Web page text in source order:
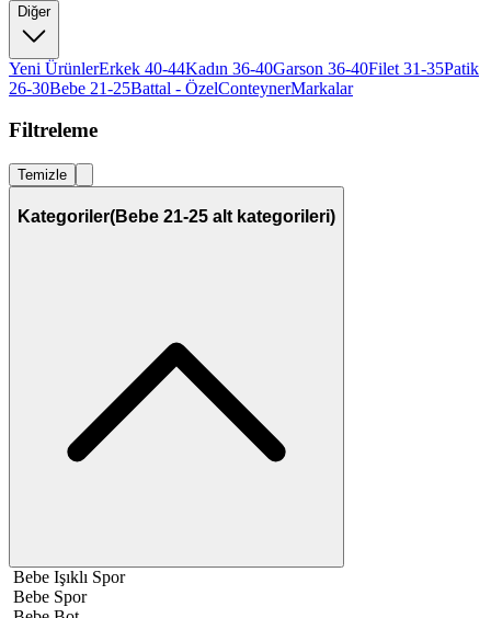
Diğer
Yeni ÜrünlerErkek 40-44Kadın 36-40Garson 36-40Filet 31-35Patik
26-30Bebe 21-25Battal - ÖzelConteynerMarkalar
Filtreleme
Temizle
Kategoriler(Bebe 21-25 alt kategorileri)
Bebe Işıklı Spor
Bebe Spor